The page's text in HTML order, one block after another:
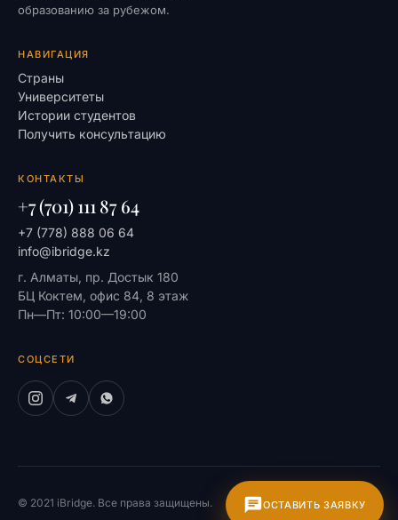
образованию за рубежом.
НАВИГАЦИЯ
Страны
Университеты
Истории студентов
Получить консультацию
КОНТАКТЫ
+7 (701) 111 87 64
+7 (778) 888 06 64
info@ibridge.kz
г. Алматы, пр. Достык 180
БЦ Коктем, офис 84, 8 этаж
Пн—Пт: 10:00—19:00
СОЦСЕТИ
© 2021 iBridge. Все права защищены. На главную
ОСТАВИТЬ ЗАЯВКУ